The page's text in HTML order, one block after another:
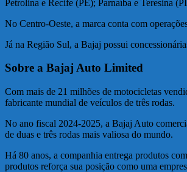
Petrolina e Recife (PE); Parnaíba e Teresina
No Centro-Oeste, a marca conta com
Já na Região Sul, a Bajaj possui
Sobre a Bajaj Auto Limited
Com mais de 21 milhões de motocicletas
fabricante mundial de veículos de três rodas.
No ano fiscal 2024-2025, a Bajaj Auto
de duas e três rodas mais valiosa do mundo.
Há 80 anos, a companhia entrega produtos
produtos reforça sua posição como uma